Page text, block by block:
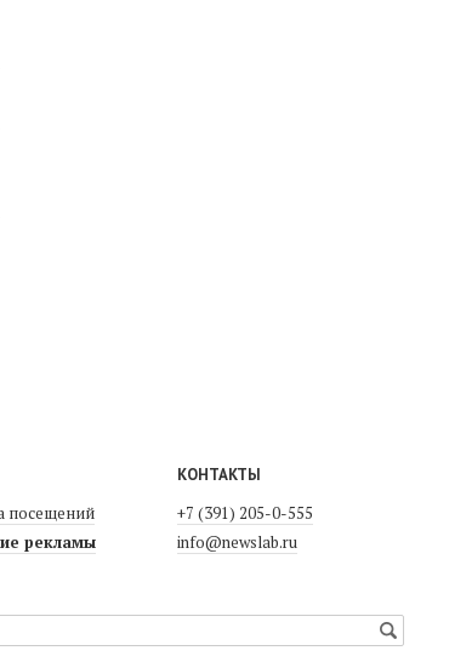
посещений
рекламы
КОНТАКТЫ
+7 (391) 205-0-555
info@newslab.ru